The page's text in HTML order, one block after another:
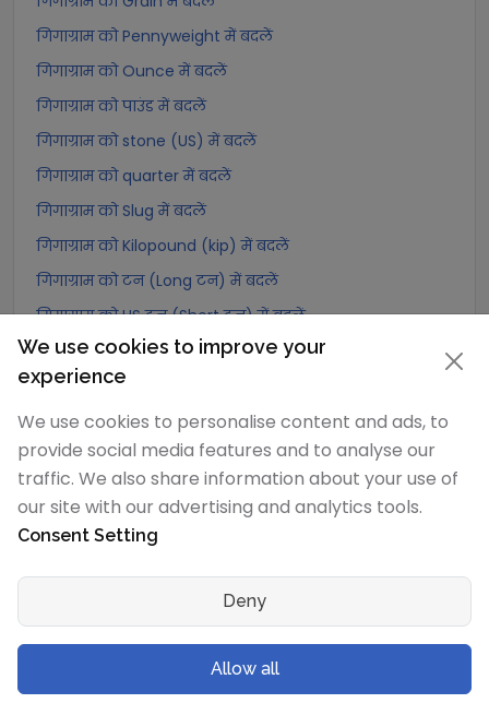
गिगाग्राम को Pennyweight में बदलें
गिगाग्राम को Ounce में बदलें
गिगाग्राम को पाउंड में बदलें
गिगाग्राम को stone (US) में बदलें
गिगाग्राम को quarter में बदलें
गिगाग्राम को Slug में बदलें
गिगाग्राम को Kilopound (kip) में बदलें
गिगाग्राम को टन (Long टन) में बदलें
गिगाग्राम को US टन (Short टन) में बदलें
गिगाग्राम को Tonne (Metric टन) में बदलें
गिगाग्राम को Quintal (metric) में बदलें
गिगाग्राम को Hundredweight (metric) में बदलें
गिगाग्राम को Kiloton (metric) में बदलें
गिगाग्राम को Carat में बदलें
गिगाग्राम को Atomic mass unit में बदलें
गिगाग्राम को Dalton में बदलें
गिगाग्राम को Planck mass में बदलें
गिगाग्राम को Electron mass (rest) में बदलें
गिगाग्राम को Muon mass में बदलें
We use cookies to improve your
experience
We use cookies to personalise content and ads, to
provide social media features and to analyse our
traffic. We also share information about your use of
our site with our advertising and analytics tools.
Consent Setting
Deny
Allow all